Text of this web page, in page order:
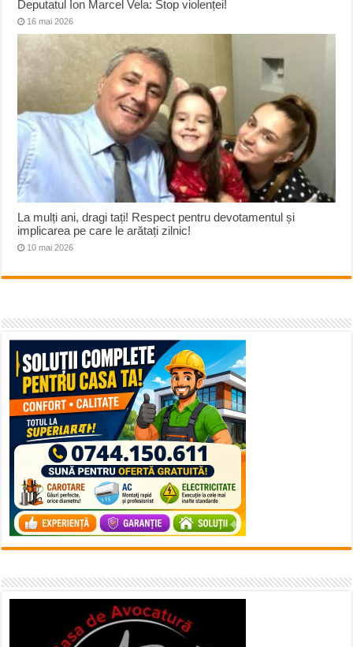
Deputatul Ion Marcel Vela: Stop violenței!
16 mai 2026
La mulți ani, dragi tați! Respect pentru devotamentul și
implicarea pe care le arătați zilnic!
10 mai 2026